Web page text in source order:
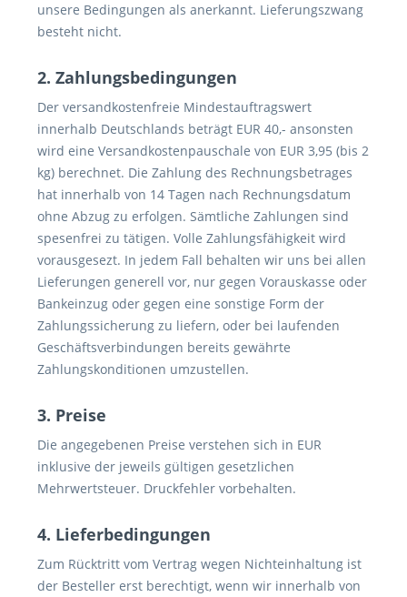
unsere Bedingungen als anerkannt. Lieferungszwang
besteht nicht.
2. Zahlungsbedingungen
Der versandkostenfreie Mindestauftragswert
innerhalb Deutschlands beträgt EUR 40,- ansonsten
wird eine Versandkostenpauschale von EUR 3,95 (bis 2
kg) berechnet. Die Zahlung des Rechnungsbetrages
hat innerhalb von 14 Tagen nach Rechnungsdatum
ohne Abzug zu erfolgen. Sämtliche Zahlungen sind
spesenfrei zu tätigen. Volle Zahlungsfähigkeit wird
vorausgesezt. In jedem Fall behalten wir uns bei allen
Lieferungen generell vor, nur gegen Vorauskasse oder
Bankeinzug oder gegen eine sonstige Form der
Zahlungssicherung zu liefern, oder bei laufenden
Geschäftsverbindungen bereits gewährte
Zahlungskonditionen umzustellen.
3. Preise
Die angegebenen Preise verstehen sich in EUR
inklusive der jeweils gültigen gesetzlichen
Mehrwertsteuer. Druckfehler vorbehalten.
4. Lieferbedingungen
Zum Rücktritt vom Vertrag wegen Nichteinhaltung ist
der Besteller erst berechtigt, wenn wir innerhalb von